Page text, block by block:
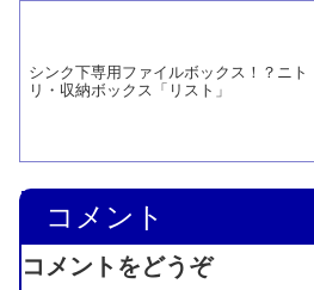
シンク下専用ファイルボックス！？ニト
リ・収納ボックス「リスト」
コメント
コメントをどうぞ